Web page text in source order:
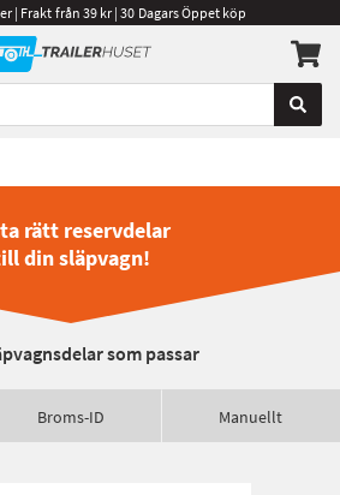
| Frakt från 39 kr | 30 Dagars Öppet köp
rätt reservdelar
din släpvagn!
som passar
Broms-ID Manuellt